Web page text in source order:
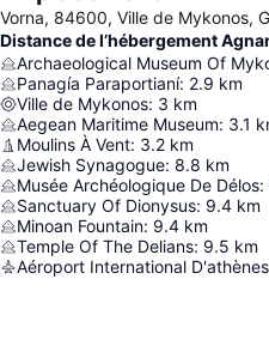
Vorna, 84600, Ville de Mykonos,
Distance de l’hébergement
Archaeological Museum Of
Panagía Paraportianí: 2.9 km
Ville de Mykonos: 3 km
Aegean Maritime Museum: 3.1
Moulins À Vent: 3.2 km
Jewish Synagogue: 8.8 km
Musée Archéologique De Délos:
Sanctuary Of Dionysus: 9.4 km
Minoan Fountain: 9.4 km
Temple Of The Delians: 9.5 km
Aéroport International D'athènes